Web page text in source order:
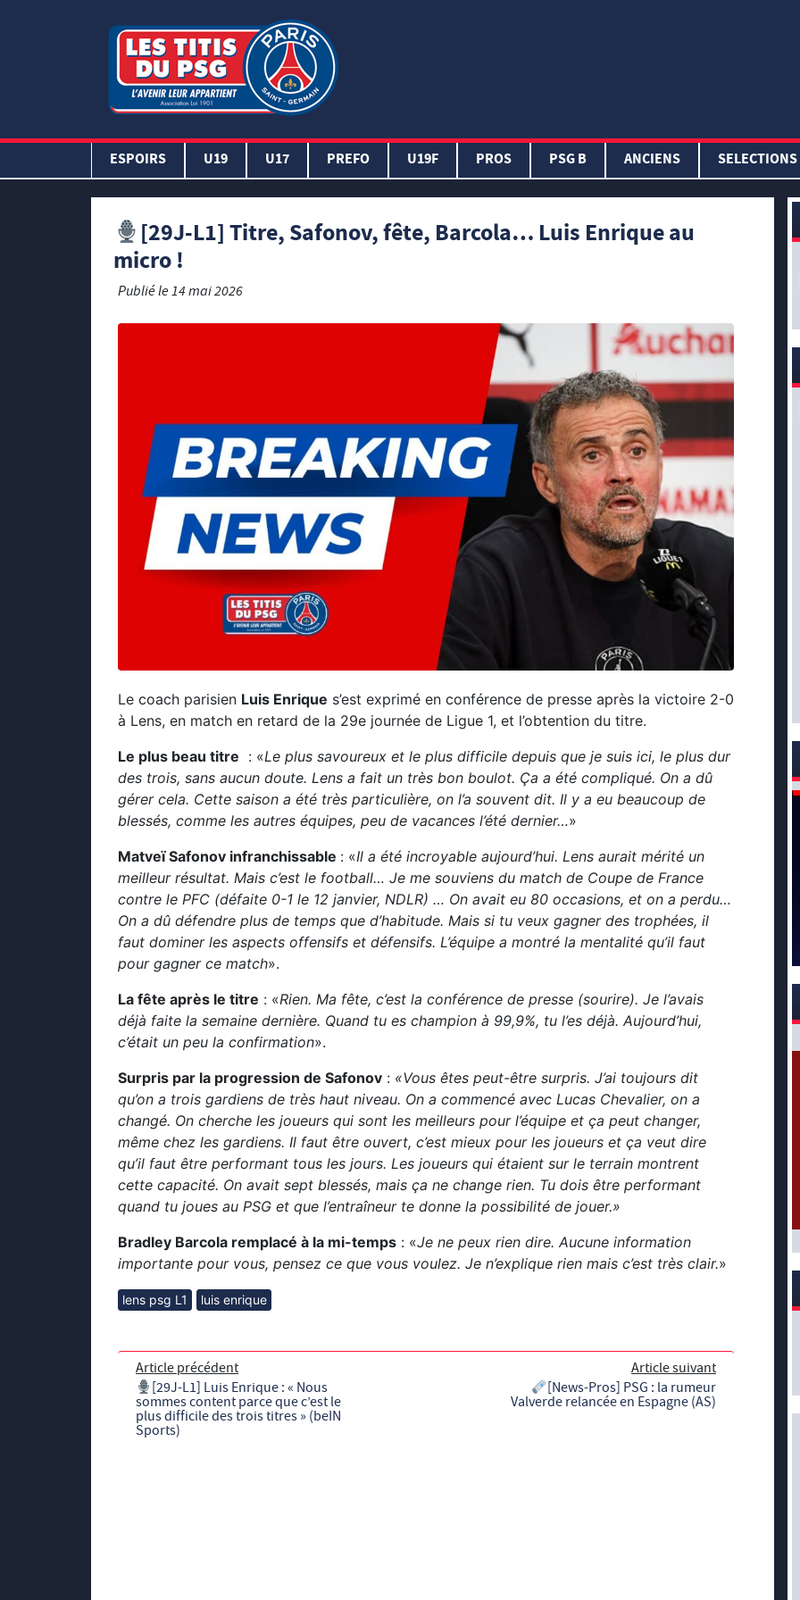
ESPOIRS U19 U17 PREFO U19F PROS PSG B ANCIENS SELECTIONS
[29J-L1] Titre, Safonov, fête, Barcola… Luis Enrique au
micro !
Publié le14 mai 2026
Le coach parisien Luis Enrique s’est exprimé en conférence de presse après la victoire 2-0
à Lens, en match en retard de la 29e journée de Ligue 1, et l’obtention du titre.
Le plus beau titre : «Le plus savoureux et le plus difficile depuis que je suis ici, le plus dur
des trois, sans aucun doute. Lens a fait un très bon boulot. Ça a été compliqué. On a dû
gérer cela. Cette saison a été très particulière, on l’a souvent dit. Il y a eu beaucoup de
blessés, comme les autres équipes, peu de vacances l’été dernier…»
Matveï Safonov infranchissable : «Il a été incroyable aujourd’hui. Lens aurait mérité un
meilleur résultat. Mais c’est le football… Je me souviens du match de Coupe de France
contre le PFC (défaite 0-1 le 12 janvier, NDLR) … On avait eu 80 occasions, et on a perdu…
On a dû défendre plus de temps que d’habitude. Mais si tu veux gagner des trophées, il
faut dominer les aspects offensifs et défensifs. L’équipe a montré la mentalité qu’il faut
pour gagner ce match».
La fête après le titre : «Rien. Ma fête, c’est la conférence de presse (sourire). Je l’avais
déjà faite la semaine dernière. Quand tu es champion à 99,9%, tu l’es déjà. Aujourd’hui,
c’était un peu la confirmation».
Surpris par la progression de Safonov : «Vous êtes peut-être surpris. J’ai toujours dit
qu’on a trois gardiens de très haut niveau. On a commencé avec Lucas Chevalier, on a
changé. On cherche les joueurs qui sont les meilleurs pour l’équipe et ça peut changer,
même chez les gardiens. Il faut être ouvert, c’est mieux pour les joueurs et ça veut dire
qu’il faut être performant tous les jours. Les joueurs qui étaient sur le terrain montrent
cette capacité. On avait sept blessés, mais ça ne change rien. Tu dois être performant
quand tu joues au PSG et que l’entraîneur te donne la possibilité de jouer.»
Bradley Barcola remplacé à la mi-temps : «Je ne peux rien dire. Aucune information
importante pour vous, pensez ce que vous voulez. Je n’explique rien mais c’est très clair.»
lens psg L1 luis enrique
Article précédent
[29J-L1] Luis Enrique : « Nous
sommes content parce que c’est le
plus difficile des trois titres » (beIN
Sports)
Article suivant
[News-Pros] PSG : la rumeur
Valverde relancée en Espagne (AS)